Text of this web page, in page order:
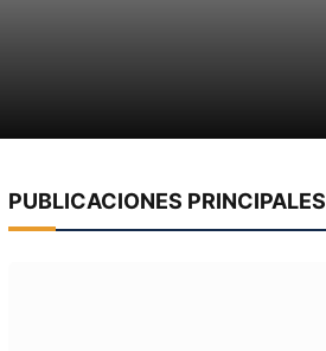
PUBLICACIONES PRINCIPALES